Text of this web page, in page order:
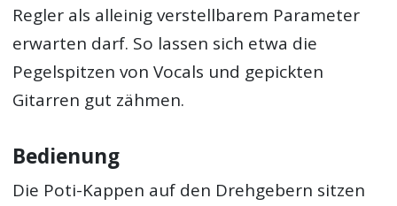
Regler als alleinig verstellbarem Parameter
erwarten darf. So lassen sich etwa die
Pegelspitzen von Vocals und gepickten
Gitarren gut zähmen.
Bedienung
Die Poti-Kappen auf den Drehgebern sitzen